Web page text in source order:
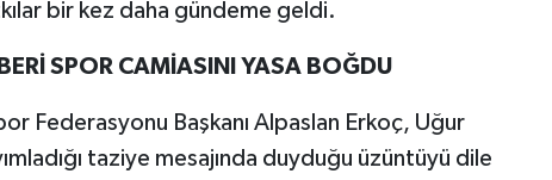
bir kez daha gündeme geldi.
SPOR CAMİASINI YASA BOĞDU
Federasyonu Başkanı Alpaslan Erkoç, Uğur
taziye mesajında duyduğu üzüntüyü dile